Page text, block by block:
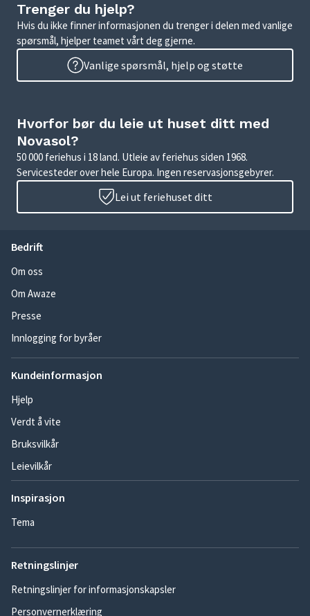
Trenger du hjelp?
Hvis du ikke finner informasjonen du trenger i delen med vanlige
spørsmål, hjelper teamet vårt deg gjerne.
Vanlige spørsmål, hjelp og støtte
Hvorfor bør du leie ut huset ditt med
Novasol?
50 000 feriehus i 18 land. Utleie av feriehus siden 1968.
Servicesteder over hele Europa. Ingen reservasjonsgebyrer.
Lei ut feriehuset ditt
Bedrift
Om oss
Om Awaze
Presse
Innlogging for byråer
Kundeinformasjon
Hjelp
Verdt å vite
Bruksvilkår
Leievilkår
Inspirasjon
Tema
Retningslinjer
Retningslinjer for informasjonskapsler
Personvernerklæring